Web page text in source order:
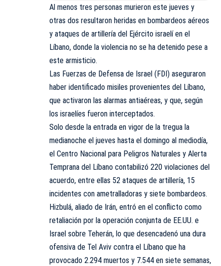
Al menos tres personas murieron este jueves y
otras dos resultaron heridas en bombardeos aéreos
y ataques de artillería del Ejército israelí en el
Líbano, donde la violencia no se ha detenido pese a
este armisticio.
Las Fuerzas de Defensa de Israel (FDI) aseguraron
haber identificado misiles provenientes del Líbano,
que activaron las alarmas antiaéreas, y que, según
los israelíes fueron interceptados.
Solo desde la entrada en vigor de la tregua la
medianoche el jueves hasta el domingo al mediodía,
el Centro Nacional para Peligros Naturales y Alerta
Temprana del Líbano contabilizó 220 violaciones del
acuerdo, entre ellas 52 ataques de artillería, 15
incidentes con ametralladoras y siete bombardeos.
Hizbulá, aliado de Irán, entró en el conflicto como
retaliación por la operación conjunta de EE.UU. e
Israel sobre Teherán, lo que desencadenó una dura
ofensiva de Tel Aviv contra el Líbano que ha
provocado 2.294 muertos y 7.544 en siete semanas,